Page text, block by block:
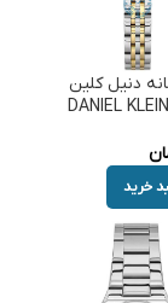
دنیل کلین
DANIEL
خرید